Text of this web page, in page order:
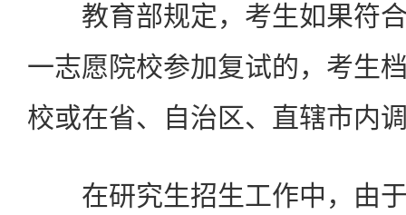
教育部规定，考生如果符合
一志愿院校参加复试的，考生
校或在省、自治区、直辖市内
在研究生招生工作中，由于